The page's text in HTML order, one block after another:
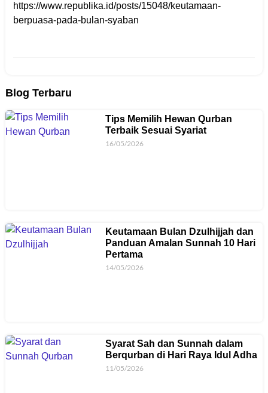
https://www.republika.id/posts/15048/keutamaan-
berpuasa-pada-bulan-syaban
Blog Terbaru
Tips Memilih Hewan Qurban
Terbaik Sesuai Syariat
16/05/2026
Keutamaan Bulan Dzulhijjah dan
Panduan Amalan Sunnah 10 Hari
Pertama
14/05/2026
Syarat Sah dan Sunnah dalam
Berqurban di Hari Raya Idul Adha
11/05/2026